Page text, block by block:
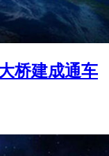
桥建成通车